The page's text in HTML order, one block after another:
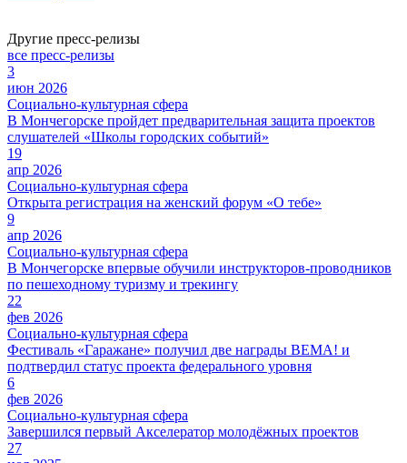
Другие пресс-релизы
все пресс-релизы
3
июн 2026
Социально-культурная сфера
В Мончегорске пройдет предварительная защита проектов
слушателей «Школы городских событий»
19
апр 2026
Социально-культурная сфера
Открыта регистрация на женский форум «О тебе»
9
апр 2026
Социально-культурная сфера
В Мончегорске впервые обучили инструкторов-проводников
по пешеходному туризму и трекингу
22
фев 2026
Социально-культурная сфера
Фестиваль «Гаражане» получил две награды BEMA! и
подтвердил статус проекта федерального уровня
6
фев 2026
Социально-культурная сфера
Завершился первый Акселератор молодёжных проектов
27